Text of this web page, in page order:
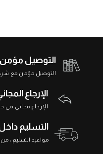
التوصيل مؤمن
التوصيل مؤمن مع
الإرجاع
الإرجاع مجاني في
التسليم
مواعيد التسليم : من 24 إلى 48